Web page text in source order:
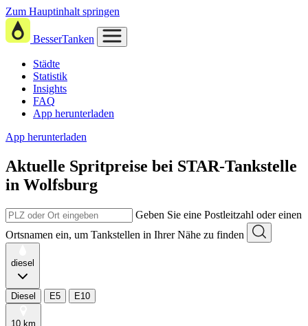
Zum Hauptinhalt springen
BesserTanken
Städte
Statistik
Insights
FAQ
App herunterladen
App herunterladen
Aktuelle Spritpreise bei STAR-Tankstelle
in Wolfsburg
Geben Sie eine Postleitzahl oder einen
Ortsnamen ein, um Tankstellen in Ihrer Nähe zu finden
diesel
Diesel E5 E10
10 km